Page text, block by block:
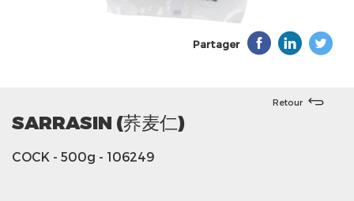
Partager
Retour
SARRASIN (荞麦仁)
COCK - 500g - 106249